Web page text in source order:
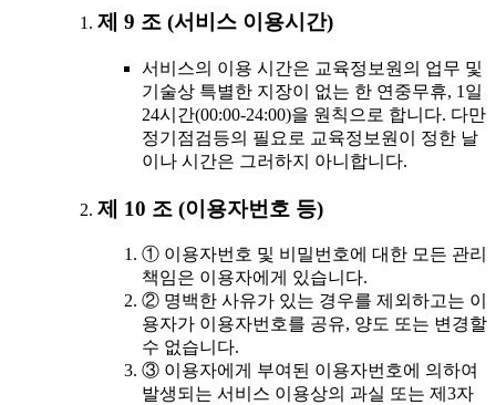
제 9 조 (서비스 이용시간)
서비스의 이용 시간은 교육정보원의 업무 및
기술상 특별한 지장이 없는 한 연중무휴, 1일
24시간(00:00-24:00)을 원칙으로 합니다. 다만
정기점검등의 필요로 교육정보원이 정한 날
이나 시간은 그러하지 아니합니다.
제 10 조 (이용자번호 등)
① 이용자번호 및 비밀번호에 대한 모든 관리
책임은 이용자에게 있습니다.
② 명백한 사유가 있는 경우를 제외하고는 이
용자가 이용자번호를 공유, 양도 또는 변경할
수 없습니다.
③ 이용자에게 부여된 이용자번호에 의하여
발생되는 서비스 이용상의 과실 또는 제3자